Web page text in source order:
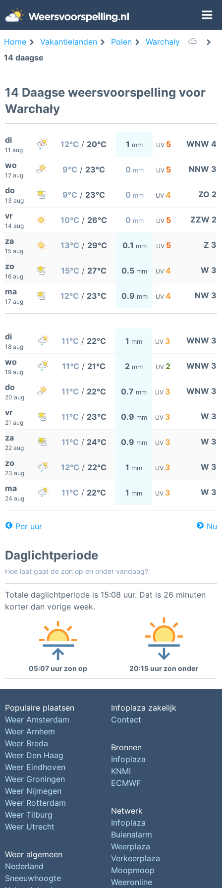
Home Vakantielanden Polen
Warchały
14 daagse
14 Daagse weersvoorspelling voor
Warchały
di
11 aug
12°C / 20°C 1 mm UV 5 WNW 4
wo
12 aug
9°C / 23°C 0 mm UV 5 NNW 3
do
13 aug
9°C / 23°C 0 mm UV 4 ZO 2
vr
14 aug
10°C / 26°C 0 mm UV 5 ZZW 2
za
15 aug
13°C / 29°C 0.1 mm UV 5 Z 3
zo
16 aug
15°C / 27°C 0.5 mm UV 4 W 3
ma
17 aug
12°C / 23°C 0.9 mm UV 4 NW 3
di
18 aug
11°C / 22°C 1 mm UV 3 WNW 3
wo
19 aug
11°C / 21°C 2 mm UV 2 WNW 3
do
20 aug
11°C / 22°C 0.7 mm UV 3 WNW 3
vr
21 aug
11°C / 23°C 0.9 mm UV 3 W 3
za
22 aug
11°C / 24°C 0.9 mm UV 3 W 3
zo
23 aug
12°C / 22°C 1 mm UV 3 W 3
ma
24 aug
11°C / 22°C 1 mm UV 3 W 3
Per uur Nu
Daglichtperiode
Hoe laat gaat de zon op en onder vandaag?
Totale daglichtperiode is 15:08 uur. Dat is 26 minuten
korter dan vorige week.
05:07 uur zon op 20:15 uur zon onder
Populaire plaatsen
Weer Amsterdam
Weer Arnhem
Weer Breda
Weer Den Haag
Weer Eindhoven
Weer Groningen
Weer Nijmegen
Weer Rotterdam
Weer Tilburg
Weer Utrecht
Weer algemeen
Nederland
Sneeuwhoogte
Infoplaza zakelijk
Contact
Bronnen
Infoplaza
KNMI
ECMWF
Netwerk
Infoplaza
Buienalarm
Weerplaza
Verkeerplaza
Moopmoop
Weeronline